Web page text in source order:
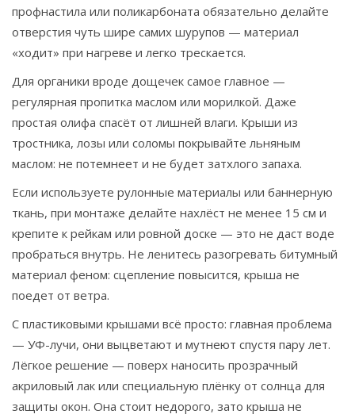
профнастила или поликарбоната обязательно делайте
отверстия чуть шире самих шурупов — материал
«ходит» при нагреве и легко трескается.
Для органики вроде дощечек самое главное —
регулярная пропитка маслом или морилкой. Даже
простая олифа спасёт от лишней влаги. Крыши из
тростника, лозы или соломы покрывайте льняным
маслом: не потемнеет и не будет затхлого запаха.
Если используете рулонные материалы или баннерную
ткань, при монтаже делайте нахлёст не менее 15 см и
крепите к рейкам или ровной доске — это не даст воде
пробраться внутрь. Не ленитесь разогревать битумный
материал феном: сцепление повысится, крыша не
поедет от ветра.
С пластиковыми крышами всё просто: главная проблема
— УФ-лучи, они выцветают и мутнеют спустя пару лет.
Лёгкое решение — поверх наносить прозрачный
акриловый лак или специальную плёнку от солнца для
защиты окон. Она стоит недорого, зато крыша не